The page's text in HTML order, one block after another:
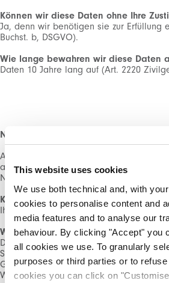
This website uses cookies
We use both technical and, with
cookies to personalise content and
media features and to analyse our
behaviour. By clicking "Accept" you
all cookies we use. To granularly
purposes or third parties or to
cookies you can click on
Abonnieren Sie unseren
unsere neuesten Kollektionen
Bleiben Sie über Neuigkeiten,
und Events informiert und
Mit der Registrierung akzeptieren Sie
Ich genehmige die Verarbeitung
und Konditionen
REGISTRIEREN
Können wir diese Daten ohne Ihre
Ja, denn wir benötigen sie zur Erfüllung
Buchst. b, DSGVO).
Wie lange bewahren wir diese Daten
Daten 10 Jahre lang auf (Art. 2220
NEWSLETTER
Auf der Website können Sie auch
abonnieren. In diesem Fall verarbeiten
Nachnamen und Ihre E-Mail-Adresse.
Können wir das ohne Ihre Zustimmung
Ihre Anfrage aus (Art. 6, Buchst. b,
Wie lange bewahren wir diese Daten
Daten für 36 Monate nach der letzten
Sie können jedoch jederzeit von Ihrem
Gebrauch machen. In diesem Fall
Werbemitteilungen mehr erhalten.